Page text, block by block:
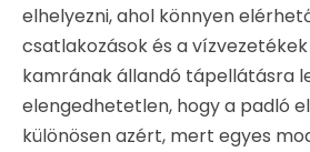
elhelyezni, ahol könnyen
csatlakozások és a
kamrának állandó tápellátásra
elengedhetetlen, hogy a padló
különösen azért, mert egyes